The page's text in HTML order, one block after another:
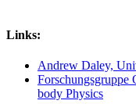
Links:
Andrew Daley,
Forschungsgruppe
body Physics